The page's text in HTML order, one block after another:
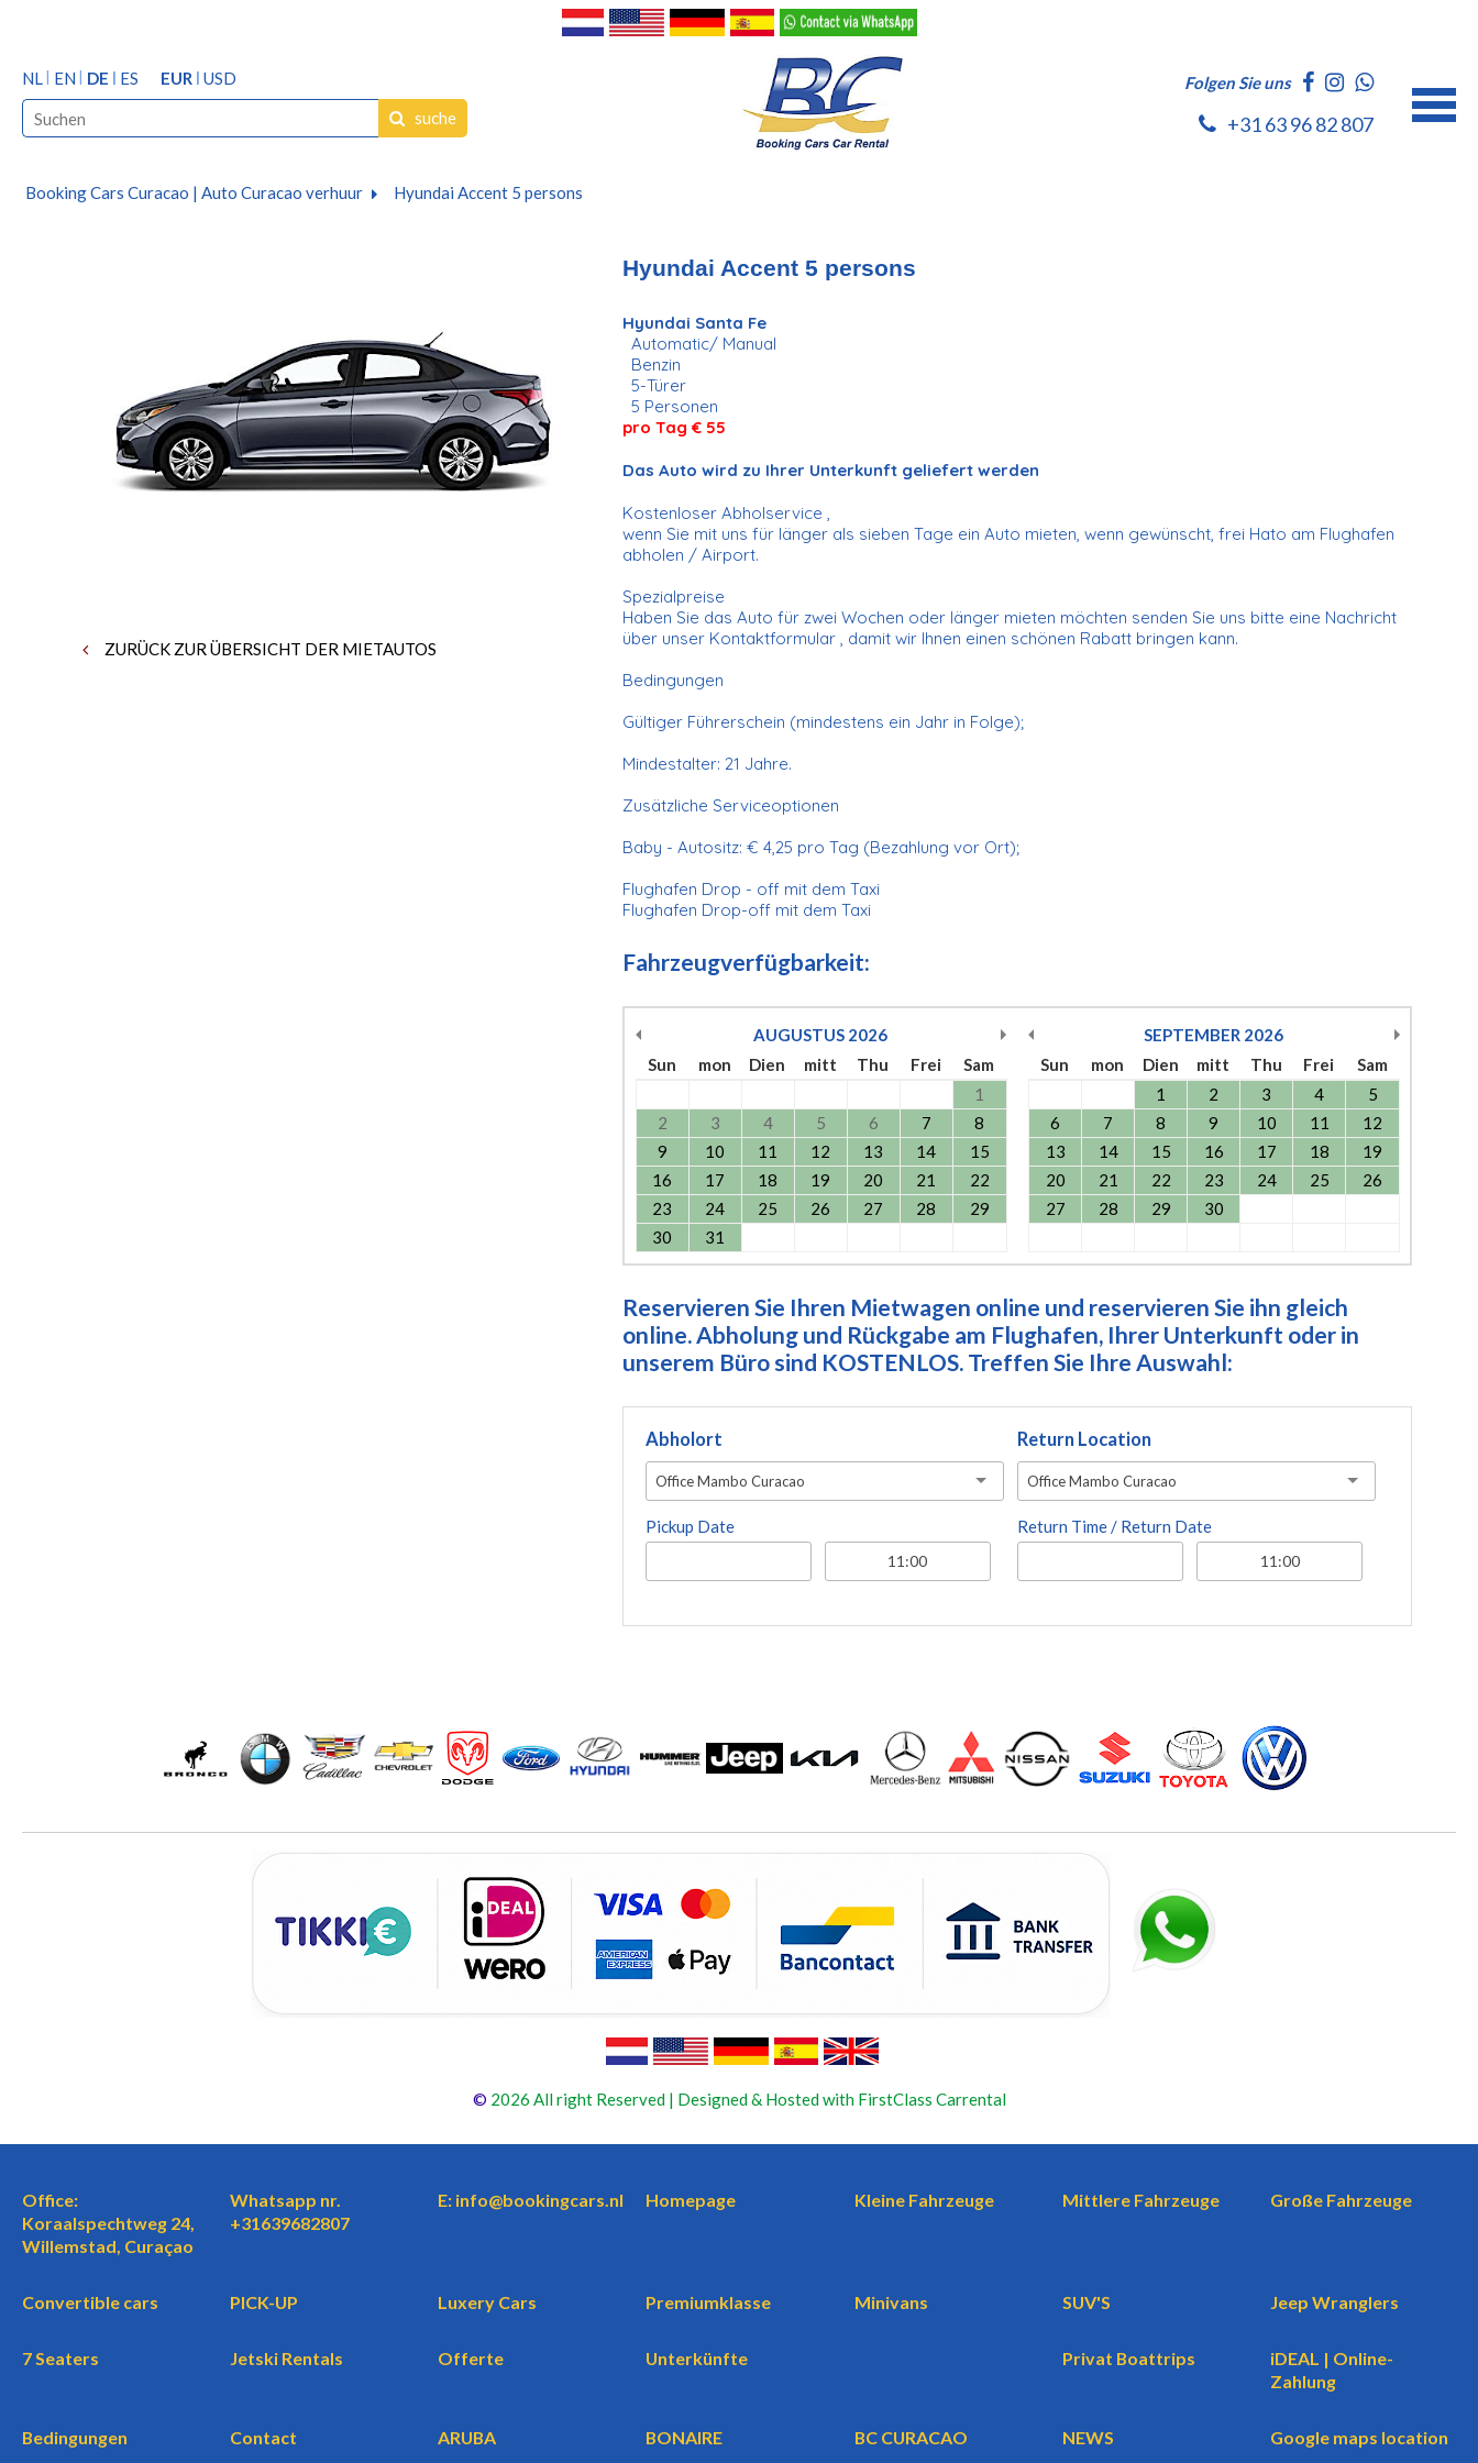
NL EN DE ES EUR USD
suche
Folgen Sie uns
+31 63 96 82 807
Booking Cars Curacao | Auto Curacao verhuur Hyundai Accent 5 persons
ZURÜCK ZUR ÜBERSICHT DER MIETAUTOS
Hyundai Accent 5 persons
Hyundai Santa Fe
Automatic/ Manual
Benzin
5-Türer
5 Personen
pro Tag € 55
Das Auto wird zu Ihrer Unterkunft geliefert werden
Kostenloser Abholservice ,
wenn Sie mit uns für länger als sieben Tage ein Auto mieten, wenn gewünscht, frei Hato am Flughafen
abholen / Airport.
Spezialpreise
Haben Sie das Auto für zwei Wochen oder länger mieten möchten senden Sie uns bitte eine Nachricht
über unser Kontaktformular , damit wir Ihnen einen schönen Rabatt bringen kann.
Bedingungen
Gültiger Führerschein (mindestens ein Jahr in Folge);
Mindestalter: 21 Jahre.
Zusätzliche Serviceoptionen
Baby - Autositz: € 4,25 pro Tag (Bezahlung vor Ort);
Flughafen Drop - off mit dem Taxi
Flughafen Drop-off mit dem Taxi
Fahrzeugverfügbarkeit:
AUGUSTUS 2026
Sun
mon Dien mitt Thu Frei
Sam
1
2
3 4 5 6 7
8
9
10 11 12 13 14
15
16
17 18 19 20 21
22
23
24 25 26 27 28
29
30
31
SEPTEMBER 2026
Sun
mon Dien mitt Thu Frei
Sam
1
2 3 4
5
6
7 8 9 10 11
12
13
14 15 16 17 18
19
20
21 22 23 24 25
26
27
28 29 30
Reservieren Sie Ihren Mietwagen online und reservieren Sie ihn gleich
online. Abholung und Rückgabe am Flughafen, Ihrer Unterkunft oder in
unserem Büro sind KOSTENLOS. Treffen Sie Ihre Auswahl:
Abholort
Office Mambo Curacao
Pickup Date
Return Location
Office Mambo Curacao
Return Time / Return Date
© 2026 All right Reserved | Designed & Hosted with FirstClass Carrental
Office:
Koraalspechtweg 24,
Willemstad, Curaçao
Whatsapp nr.
+31639682807
E: info@bookingcars.nl Homepage Kleine Fahrzeuge Mittlere Fahrzeuge Große Fahrzeuge
Convertible cars PICK-UP Luxery Cars Premiumklasse Minivans SUV'S Jeep Wranglers
7 Seaters Jetski Rentals Offerte Unterkünfte Privat Boattrips
iDEAL | Online-
Zahlung
Bedingungen Contact ARUBA BONAIRE BC CURACAO NEWS Google maps location